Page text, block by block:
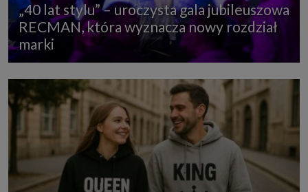
„40 lat stylu” – uroczysta gala jubileuszowa
RECMAN, która wyznacza nowy rozdział
marki